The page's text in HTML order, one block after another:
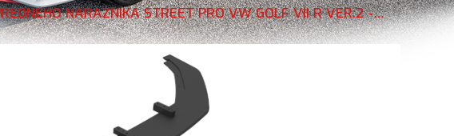
MAXTON DESIGN SPOILER PREDNÉHO NÁRAZNÍKA STREET PRO VW GOLF VII R VER.2 - ČIERNY